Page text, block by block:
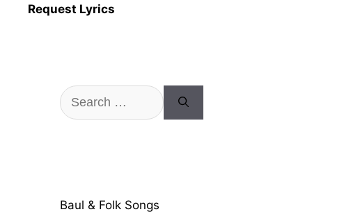
Request Lyrics
Search
for:
Baul & Folk Songs